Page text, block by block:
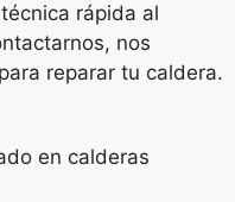
rápida al
nos
reparar tu caldera.
en calderas